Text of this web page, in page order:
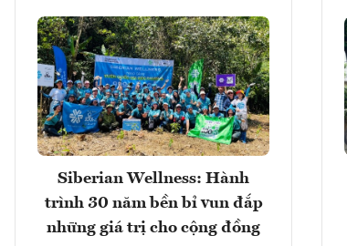
Siberian Wellness: Hành
trình 30 năm bền bỉ vun đắp
những giá trị cho cộng đồng